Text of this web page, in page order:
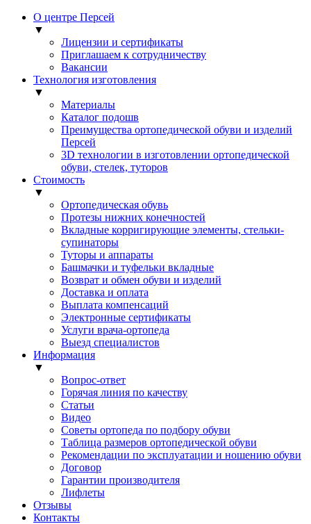
О центре Персей
▼
Лицензии и сертификаты
Приглашаем к сотрудничеству
Вакансии
Технология изготовления
▼
Материалы
Каталог подошв
Преимущества ортопедической обуви и изделий
Персей
3D технологии в изготовлении ортопедической
обуви, стелек, туторов
Стоимость
▼
Ортопедическая обувь
Протезы нижних конечностей
Вкладные корригирующие элементы, стельки-
супинаторы
Туторы и аппараты
Башмачки и туфельки вкладные
Возврат и обмен обуви и изделий
Доставка и оплата
Выплата компенсаций
Электронные сертификаты
Услуги врача-ортопеда
Выезд специалистов
Информация
▼
Вопрос-ответ
Горячая линия по качеству
Статьи
Видео
Советы ортопеда по подбору обуви
Таблица размеров ортопедической обуви
Рекомендации по эксплуатации и ношению обуви
Договор
Гарантии производителя
Лифлеты
Отзывы
Контакты